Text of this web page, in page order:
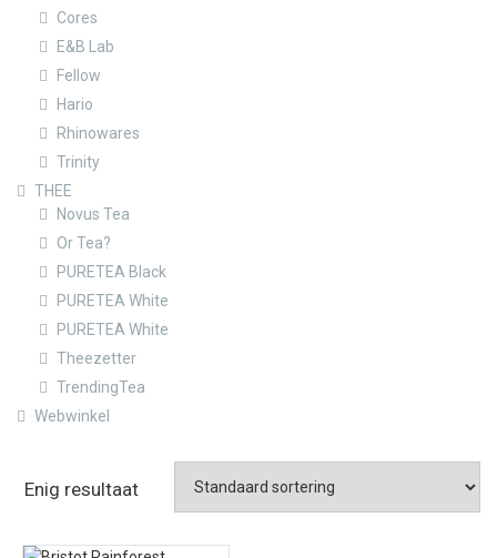
Cores
E&B Lab
Fellow
Hario
Rhinowares
Trinity
THEE
Novus Tea
Or Tea?
PURETEA Black
PURETEA White
PURETEA White
Theezetter
TrendingTea
Webwinkel
Enig resultaat